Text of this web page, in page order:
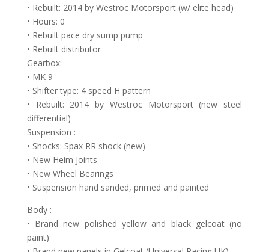
• Rebuilt: 2014 by Westroc Motorsport (w/ elite head)
• Hours: 0
• Rebuilt pace dry sump pump
• Rebuilt distributor
Gearbox:
• MK 9
• Shifter type: 4 speed H pattern
• Rebuilt: 2014 by Westroc Motorsport (new steel
differential)
Suspension :
• Shocks: Spax RR shock (new)
• New Heim Joints
• New Wheel Bearings
• Suspension hand sanded, primed and painted
Body :
• Brand new polished yellow and black gelcoat (no
paint)